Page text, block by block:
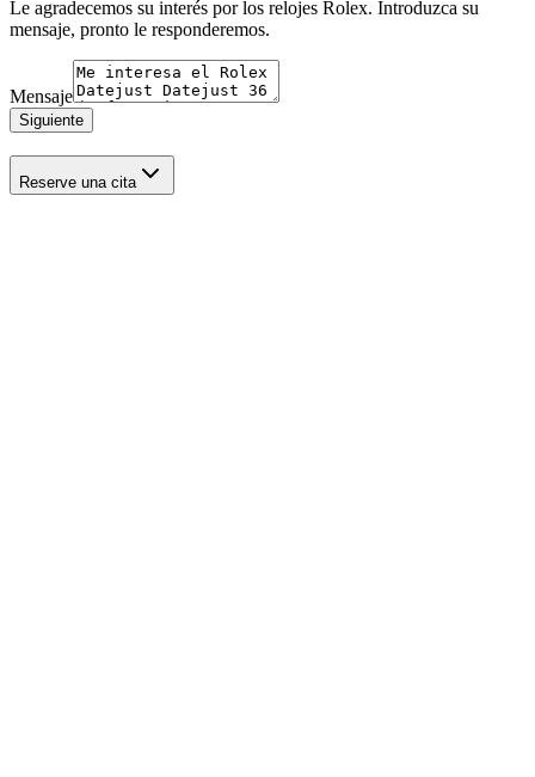
Le agradecemos su interés por los relojes Rolex. Introduzca su
mensaje, pronto le responderemos.
Mensaje
Siguiente
Reserve una cita